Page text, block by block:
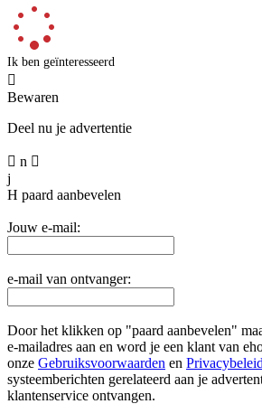
Ik ben geïnteresseerd

Bewaren
Deel nu je advertentie
 n 
j
H paard aanbevelen
Jouw e-mail:
e-mail van ontvanger:
Door het klikken op "paard aanbevelen"
e-mailadres aan en word je een klant van
onze Gebruiksvoorwaarden en Privacybeleid
systeemberichten gerelateerd aan je
klantenservice ontvangen.